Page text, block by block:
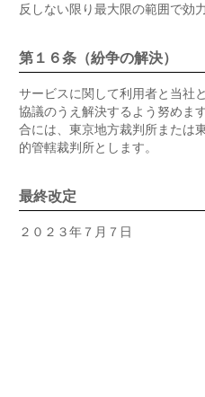
反しない限り最大限の範囲で効
第１６条（紛争の解決）
サービスに関して利用者と当社
協議のうえ解決するよう努めま
合には、東京地方裁判所または
的管轄裁判所とします。
最終改定
２０２３年７月７日